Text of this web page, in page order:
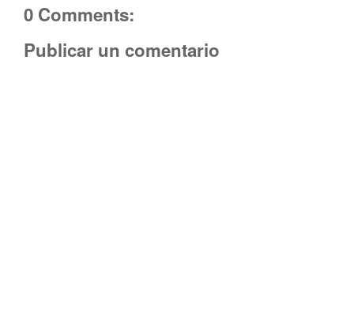
0 Comments:
Publicar un comentario